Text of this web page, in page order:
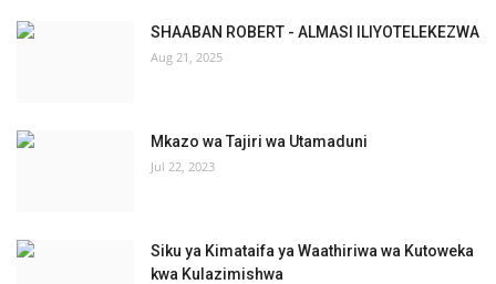
SHAABAN ROBERT - ALMASI ILIYOTELEKEZWA
Aug 21, 2025
Mkazo wa Tajiri wa Utamaduni
Jul 22, 2023
Siku ya Kimataifa ya Waathiriwa wa Kutoweka
kwa Kulazimishwa